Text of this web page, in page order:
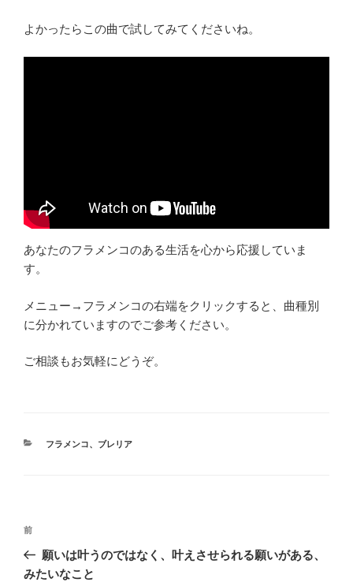
よかったらこの曲で試してみてくださいね。
あなたのフラメンコのある生活を心から応援していま
す。
メニュー→フラメンコの右端をクリックすると、曲種別
に分かれていますのでご参考ください。
ご相談もお気軽にどうぞ。
カ
フラメンコ、 ブレリア
投
ナ
前
の
投
前
願いは叶うのではなく、叶えさせられる願いがある、
みたいなこと